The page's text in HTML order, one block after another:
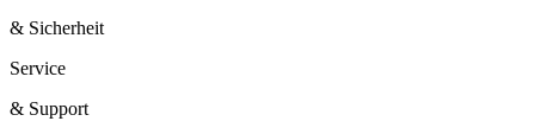
& Sicherheit
Service
& Support